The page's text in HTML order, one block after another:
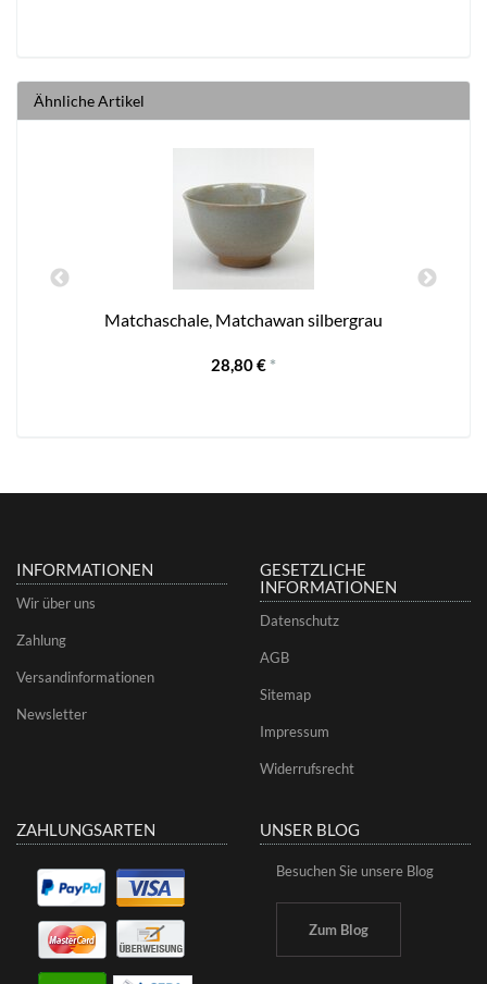
Ähnliche Artikel
Matchaschale, Matchawan silbergrau
28,80 € *
INFORMATIONEN
Wir über uns
Zahlung
Versandinformationen
Newsletter
GESETZLICHE
INFORMATIONEN
Datenschutz
AGB
Sitemap
Impressum
Widerrufsrecht
ZAHLUNGSARTEN UNSER BLOG
Besuchen Sie unsere Blog
Zum Blog